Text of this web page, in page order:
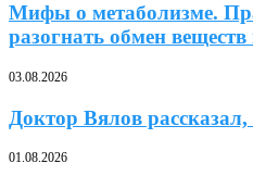
Мифы о метаболизме.
разогнать обмен веществ
03.08.2026
Доктор Вялов
01.08.2026